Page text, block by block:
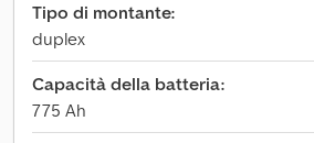
Tipo di montante:
duplex
Capacità della batteria:
775 Ah